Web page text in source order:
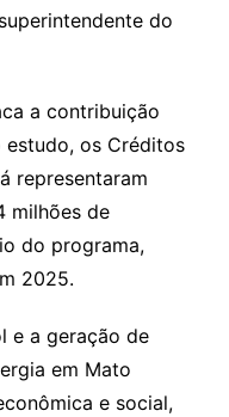
do
a contribuição
estudo, os Créditos
representaram
milhões de
do programa,
2025.
e a geração de
em Mato
e social,